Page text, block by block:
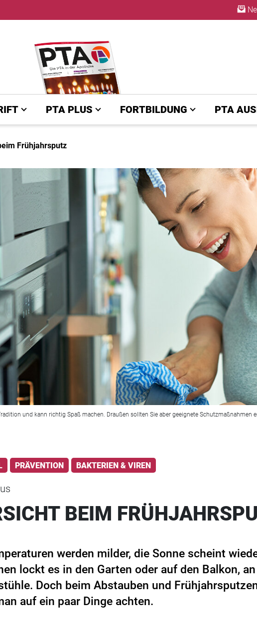
PTA PLUS FORTBILDUNG PTA
Frühjahrsputz
und kann richtig Spaß machen. Draußen sollten Sie aber geeignete Schutzmaßnahmen
PRÄVENTION BAKTERIEN & VIREN
BEIM
werden milder, die Sonne scheint
lockt es in den Garten oder auf den Balkon,
Doch beim Abstauben und
auf ein paar Dinge achten.